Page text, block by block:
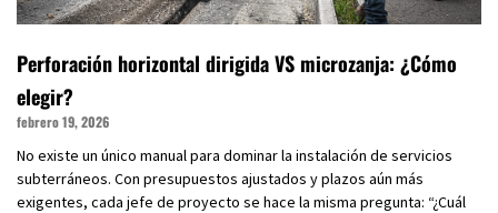
Perforación horizontal dirigida VS microzanja: ¿Cómo
elegir?
febrero 19, 2026
No existe un único manual para dominar la instalación de servicios
subterráneos. Con presupuestos ajustados y plazos aún más
exigentes, cada jefe de proyecto se hace la misma pregunta: “¿Cuál